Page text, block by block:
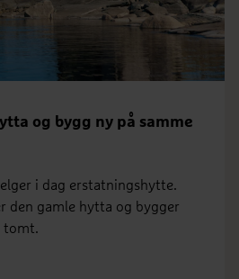
og bygg ny på samme
i dag erstatningshytte.
den gamle hytta og bygger
tomt.